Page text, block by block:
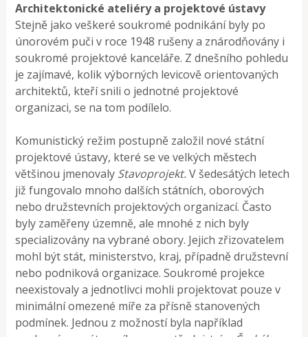
Architektonické ateliéry a projektové ústavy
Stejně jako veškeré soukromé podnikání byly po
únorovém puči v roce 1948 rušeny a znárodňovány i
soukromé projektové kanceláře. Z dnešního pohledu
je zajímavé, kolik výborných levicově orientovaných
architektů, kteří snili o jednotné projektové
organizaci, se na tom podílelo.
Komunistický režim postupně založil nové státní
projektové ústavy, které se ve velkých městech
většinou jmenovaly Stavoprojekt.V šedesátých letech
již fungovalo mnoho dalších státních, oborových
nebo družstevních projektových organizací. Často
byly zaměřeny územně, ale mnohé z nich byly
specializovány na vybrané obory. Jejich zřizovatelem
mohl být stát, ministerstvo, kraj, případně družstevní
nebo podniková organizace. Soukromé projekce
neexistovaly a jednotlivci mohli projektovat pouze v
minimální omezené míře za přísně stanovených
podmínek. Jednou z možností byla například